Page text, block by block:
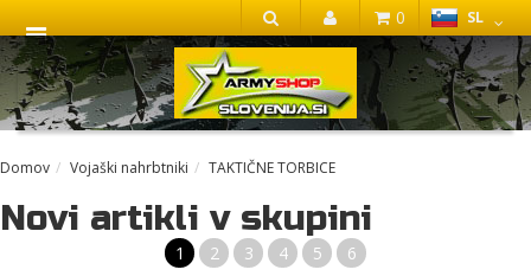
IŠČI
SL
0
Domov Vojaški nahrbtniki TAKTIČNE TORBICE
Novi artikli v skupini
1 2 3 4 5 6